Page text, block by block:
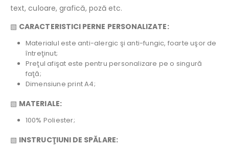
text, culoare, grafică, poză etc.
▧ CARACTERISTICI PERNE PERSONALIZATE:
Materialul este anti-alergic şi anti-fungic, foarte uşor de
întreţinut;
Preţul afişat este pentru personalizare pe o singură
faţă;
Dimensiune print A4;
▧ MATERIALE:
100% Poliester;
▧ INSTRUCŢIUNI DE SPĂLARE: